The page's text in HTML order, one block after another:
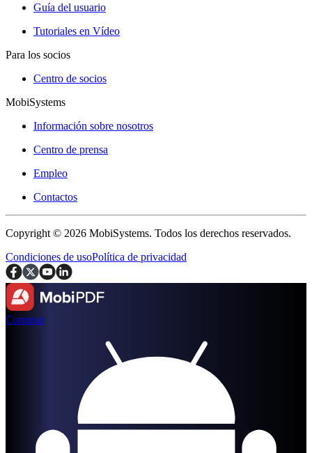
Guía del usuario
Tutoriales en Vídeo
Para los socios
Centro de socios
MobiSystems
Información sobre nosotros
Centro de prensa
Empleo
Contactos
Copyright © 2026 MobiSystems. Todos los derechos reservados.
Condiciones de usoPolítica de privacidad
Comprar